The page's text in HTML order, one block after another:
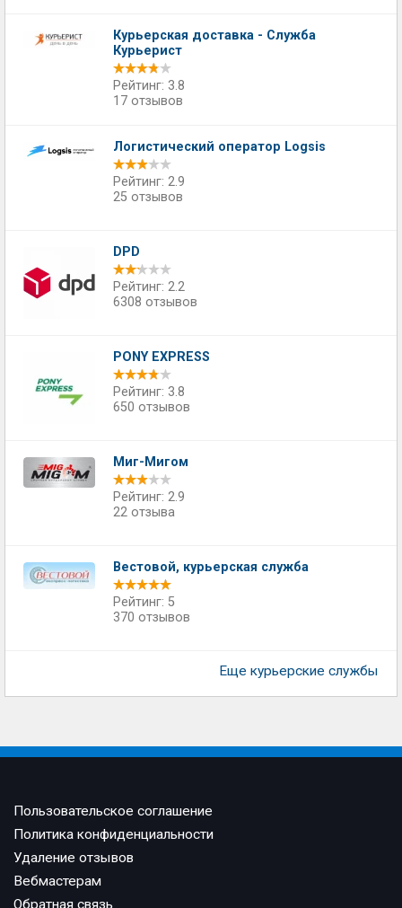
Курьерская доставка - Служба
Курьерист
Рейтинг: 3.8
17 отзывов
Логистический оператор Logsis
Рейтинг: 2.9
25 отзывов
DPD
Рейтинг: 2.2
6308 отзывов
PONY EXPRESS
Рейтинг: 3.8
650 отзывов
Миг-Мигом
Рейтинг: 2.9
22 отзыва
Вестовой, курьерская служба
Рейтинг: 5
370 отзывов
Еще курьерские службы
Пользовательское соглашение
Политика конфиденциальности
Удаление отзывов
Вебмастерам
Обратная связь